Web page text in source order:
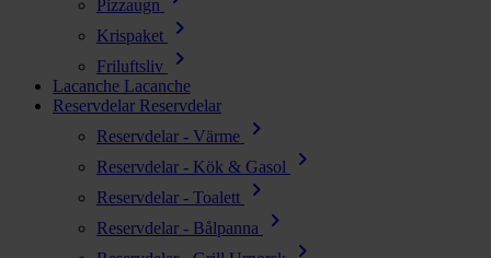
Pizzaugn
Krispaket chevron_right
Friluftsliv chevron_right
Lacanche Lacanche
Reservdelar Reservdelar
Reservdelar - Värme
chevron_right
Reservdelar - Kök & Gasol chevron_right
Reservdelar - Toalett chevron_right
Reservdelar - Bålpanna chevron_right
chevron_right